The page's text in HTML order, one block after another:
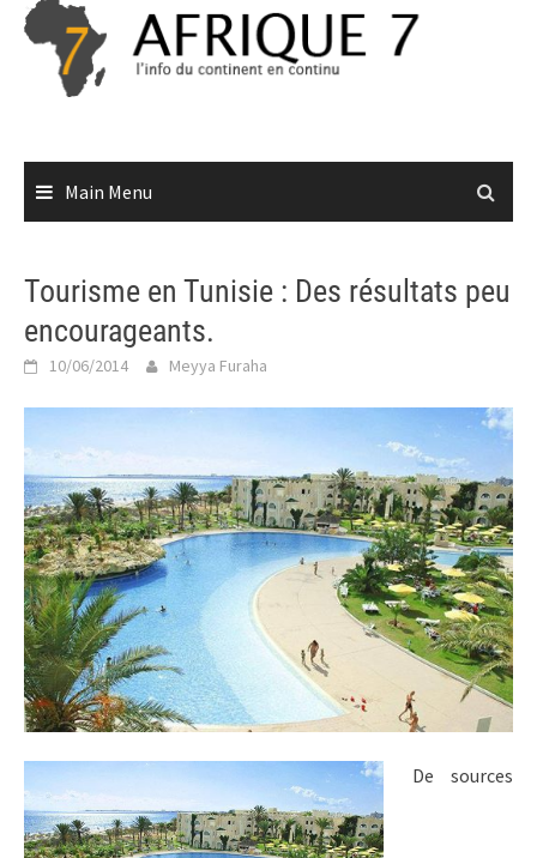
Skip
content
Main Menu
Tourisme en Tunisie : Des résultats peu
encourageants.
10/06/2014 Meyya Furaha
De sources